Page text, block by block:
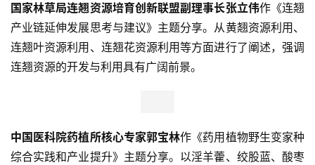
国家林草局连翘资源培育创新联盟副理事长张立伟作《连翘
产业链延伸发展思考与建议》主题分享。从黄翘资源利用、
连翘叶资源利用、连翘花资源利用等方面进行了阐述，强调
连翘资源的开发与利用具有广阔前景。
中国医科院药植所核心专家郭宝林作《药用植物野生变家种
综合实践和产业提升》主题分享。以淫羊藿、绞股蓝、酸枣